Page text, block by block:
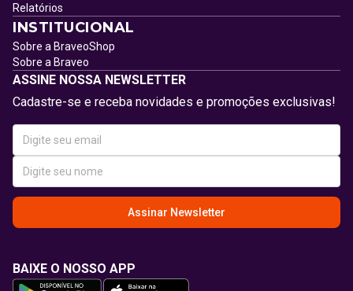
Relatórios
INSTITUCIONAL
Sobre a BraveoShop
Sobre a Braveo
ASSINE NOSSA NEWSLETTER
Cadastre-se e receba novidades e promoções exclusivas!
Assinar Newsletter
BAIXE O NOSSO APP